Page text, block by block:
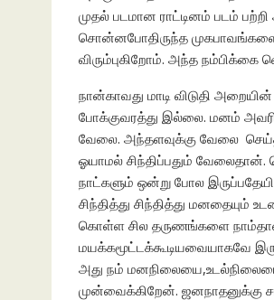
முதல் படமான ராட்டினம் படம்
சொன்னபோதிருந்த முகபாவங்களை
விரும்புகிறோம். அந்த
நான்காவது மாடி விடுதி
போக்குவரத்து இல்லை. மனம்
வேலை. அந்தளவுக்கு வேலை
ஓயாமல் சிந்திப்பதும்
நாட்களும் ஒன்று போல
சிந்தித்து சிந்தித்து மனதையும்
கொள்ள சில தருணங்களை
மயக்கமூட்டக்கூடியவையாகவே
அது நம்
முன்வைக்கிறேன். ஜனநாதனுக்கு